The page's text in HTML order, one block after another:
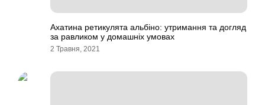
Ахатина ретикулята альбіно: утримання та догляд
за равликом у домашніх умовах
2 Травня, 2021